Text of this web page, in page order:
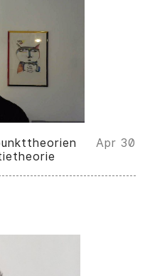
Apr 30